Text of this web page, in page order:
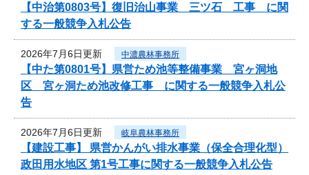
【中治第0803号】復旧治山事業 三ツ石 工事 に関
する一般競争入札公告
2026年7月6日更新 中濃農林事務所
【中た第0801号】県営ため池等整備事業 宮ヶ洞地
区 宮ヶ洞ため池改修工事 に関する一般競争入札公
告
2026年7月6日更新 岐阜農林事務所
【建設工事】 県営かんがい排水事業（保全合理化型）
政田用水地区 第1号工事に関する一般競争入札公告